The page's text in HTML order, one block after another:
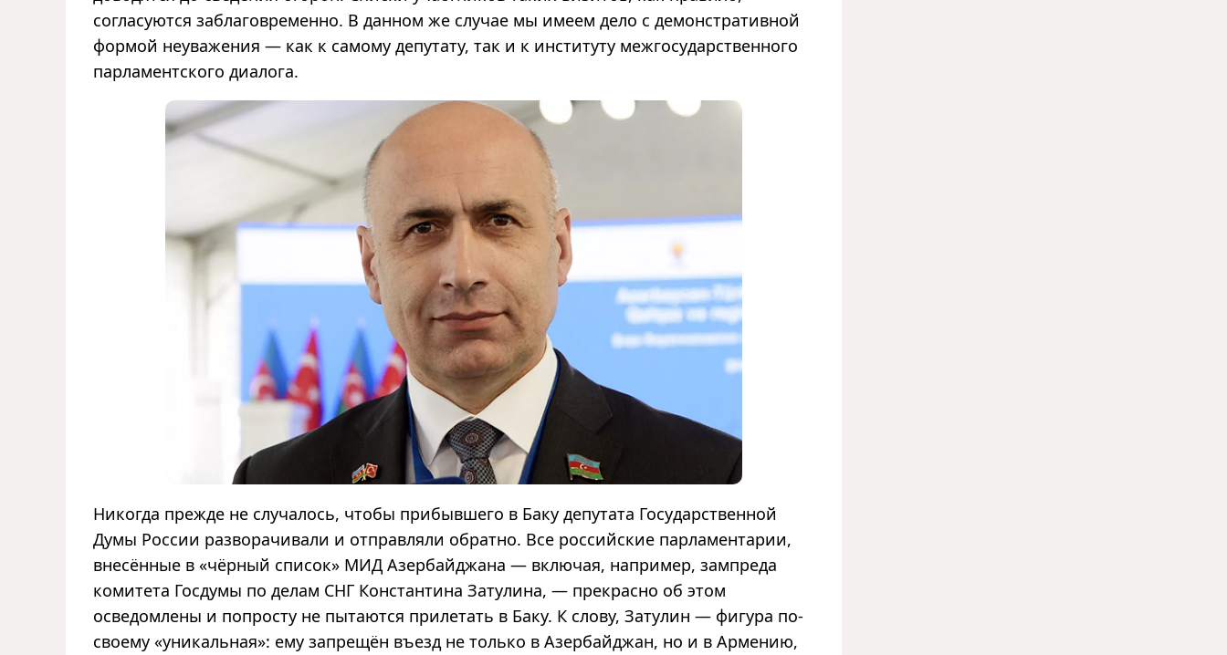
согласуются заблаговременно. В данном же случае мы имеем дело с демонстративной
формой неуважения — как к самому депутату, так и к институту межгосударственного
парламентского диалога.
Никогда прежде не случалось, чтобы прибывшего в Баку депутата Государственной
Думы России разворачивали и отправляли обратно. Все российские парламентарии,
внесённые в «чёрный список» МИД Азербайджана — включая, например, зампреда
комитета Госдумы по делам СНГ Константина Затулина, — прекрасно об этом
осведомлены и попросту не пытаются прилетать в Баку. К слову, Затулин — фигура по-
своему «уникальная»: ему запрещён въезд не только в Азербайджан, но и в Армению,